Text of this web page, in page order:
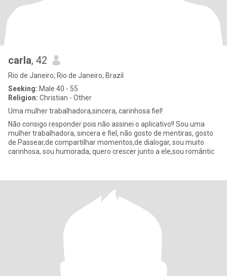
carla, 42
Rio de Janeiro, Rio de Janeiro, Brazil
Seeking: Male 40 - 55
Religion: Christian - Other
Uma mulher trabalhadora,sincera, carinhosa fiel!
Não consigo responder pois não assinei o aplicativo!! Sou uma
mulher trabalhadora, sincera e fiel, não gosto de mentiras, gosto
de Passear,de compartilhar momentos,de dialogar, sou muito
carinhosa, sou humorada, quero crescer junto a ele,sou romântic